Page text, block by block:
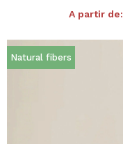
A partir de:
Natural fibers